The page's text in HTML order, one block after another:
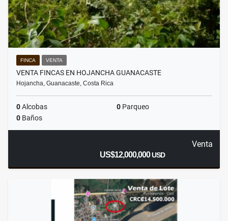
FINCA VENTA
VENTA FINCAS EN HOJANCHA GUANACASTE
Hojancha, Guanacaste, Costa Rica
0Alcobas 0 Parqueo
0 Baños
Venta
US$12,000,000USD